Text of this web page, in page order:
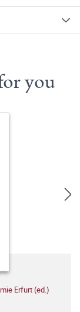
you
Erfurt (ed.)